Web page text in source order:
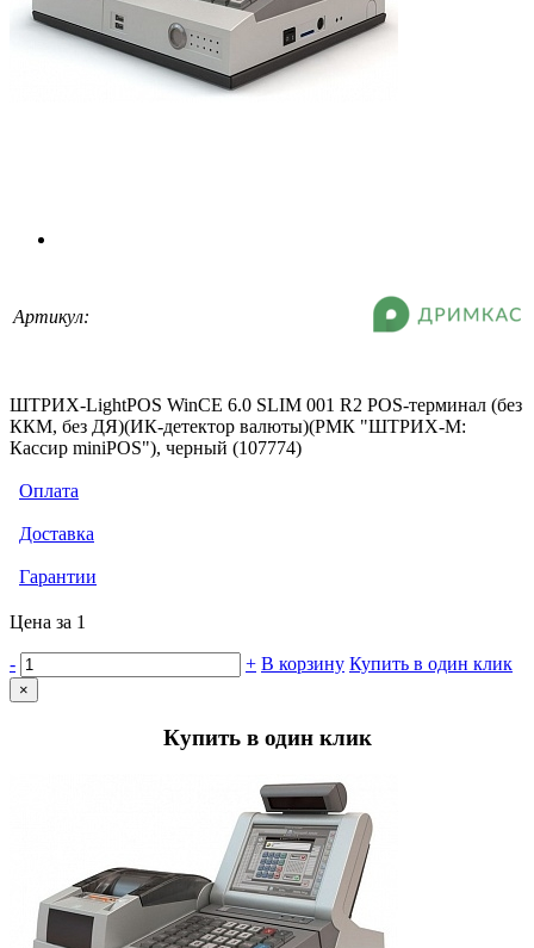
Артикул:
ШТРИХ-LightPOS WinCE 6.0 SLIM 001 R2 POS-терминал (без
ККМ, без ДЯ)(ИК-детектор валюты)(РМК "ШТРИХ-М:
Кассир miniPOS"), черный (107774)
Оплата
Доставка
Гарантии
Цена за 1
- + В корзину Купить в один клик
×
Купить в один клик